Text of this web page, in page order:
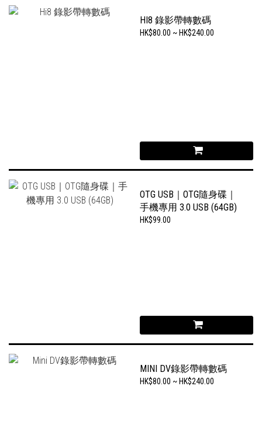
HI8 錄影帶轉數碼
HK$80.00 ~ HK$240.00
OTG USB｜OTG隨身碟｜
手機專用 3.0 USB (64GB)
HK$99.00
MINI DV錄影帶轉數碼
HK$80.00 ~ HK$240.00